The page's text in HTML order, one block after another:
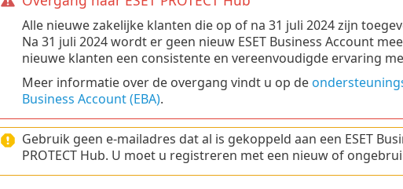
Alle nieuwe zakelijke klanten die op of na 31 juli 2024 zijn
Na 31 juli 2024 wordt er geen nieuw ESET Business Account
nieuwe klanten een consistente en vereenvoudigde ervaring
Meer informatie over de overgang vindt u op de
Business Account (EBA).
Gebruik geen e-mailadres dat al is gekoppeld aan een ESET
PROTECT Hub. U moet u registreren met een nieuw of